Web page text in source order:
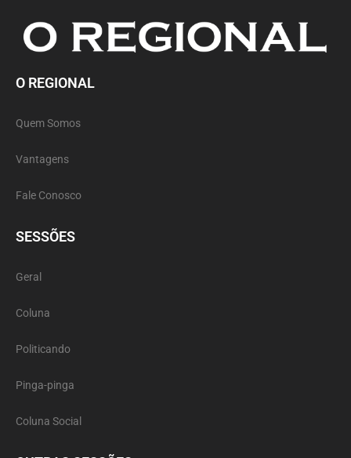
O REGIONAL
Quem Somos
Vantagens
Fale Conosco
SESSÕES
Geral
Coluna
Politicando
Pinga-pinga
Coluna Social